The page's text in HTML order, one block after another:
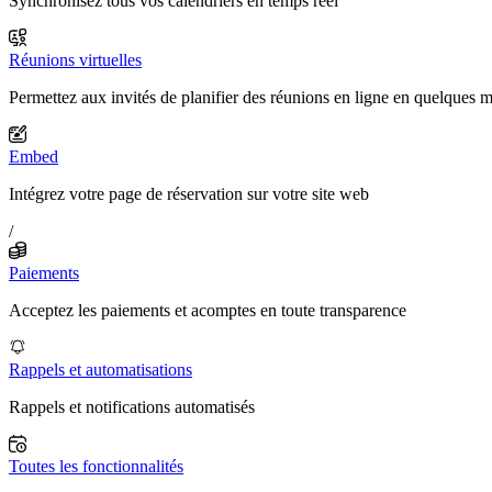
Réunions virtuelles
Permettez aux invités de planifier des réunions en ligne en quelques
Embed
Intégrez votre page de réservation sur votre site web
/
Paiements
Acceptez les paiements et acomptes en toute transparence
Rappels et automatisations
Rappels et notifications automatisés
Toutes les fonctionnalités